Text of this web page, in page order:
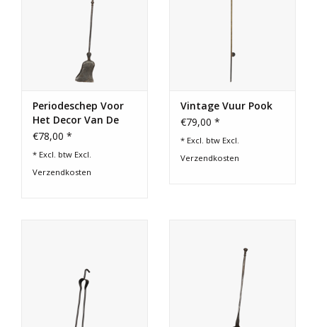
Periodeschep Voor
Het Decor Van De
Open Haard
€78,00 *
* Excl. btw Excl.
Verzendkosten
Vintage Vuur Pook
€79,00 *
* Excl. btw Excl.
Verzendkosten